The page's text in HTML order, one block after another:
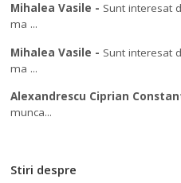
Mihalea Vasile - Sunt interesat
ma ...
Mihalea Vasile - Sunt interesat
ma ...
Alexandrescu Ciprian
munca...
Stiri despre